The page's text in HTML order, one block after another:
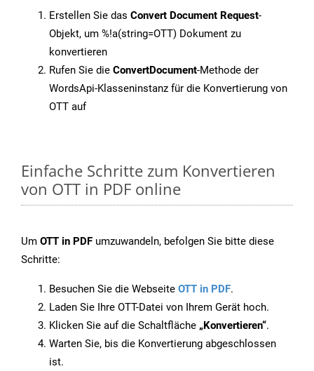
Erstellen Sie das Convert Document Request-
Objekt, um %!a(string=OTT) Dokument zu
konvertieren
Rufen Sie die ConvertDocument-Methode der
WordsApi-Klasseninstanz für die Konvertierung von
OTT auf
Einfache Schritte zum Konvertieren
von OTT in PDF online
Um OTT in PDF umzuwandeln, befolgen Sie bitte diese
Schritte:
Besuchen Sie die Webseite OTT in PDF.
Laden Sie Ihre OTT-Datei von Ihrem Gerät hoch.
Klicken Sie auf die Schaltfläche „Konvertieren“.
Warten Sie, bis die Konvertierung abgeschlossen
ist.